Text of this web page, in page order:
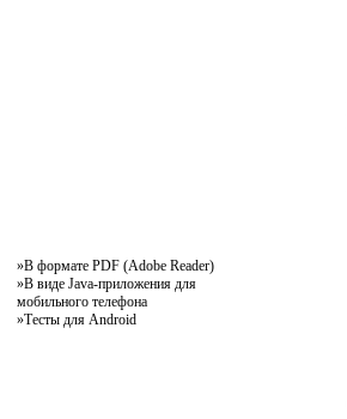
»В формате PDF (Adobe Reader)
»В виде Java-приложения для
мобильного телефона
»Тесты для Android